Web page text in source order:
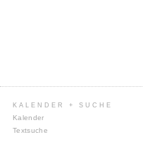
KALENDER + SUCHE
Kalender
Textsuche